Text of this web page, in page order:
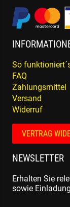
So
FAQ
Zahlungsmittel
Versand
Widerruf
VERTRAG
NEWSLETTER
Erhalten Sie
sowie